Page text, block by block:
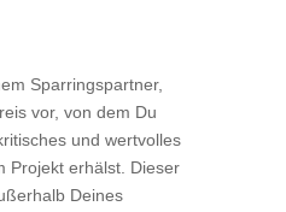
Sparringspartner,
vor, von dem Du
und wertvolles
Projekt erhälst. Dieser
Deines